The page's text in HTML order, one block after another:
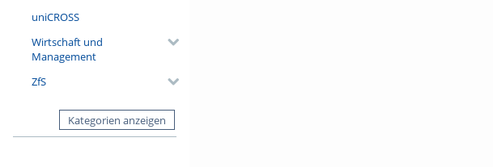
uniCROSS
Wirtschaft und
Management
ZfS
Kategorien anzeigen